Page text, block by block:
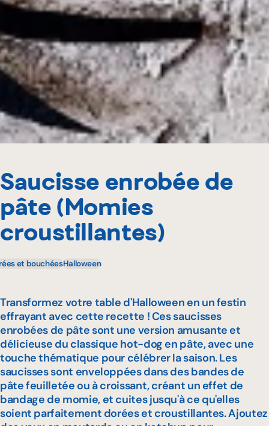
Saucisse enrobée de
pâte (Momies
croustillantes)
et bouchéesHalloween
Transformez votre table d'Halloween en un festin
effrayant avec cette recette ! Ces saucisses
enrobées de pâte sont une version amusante et
délicieuse du classique hot-dog en pâte, avec une
touche thématique pour célébrer la saison. Les
saucisses sont enveloppées dans des bandes de
pâte feuilletée ou à croissant, créant un effet de
bandage de momie, et cuites jusqu'à ce qu'elles
soient parfaitement dorées et croustillantes. Ajoutez